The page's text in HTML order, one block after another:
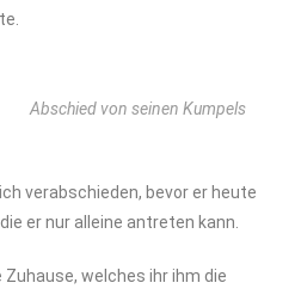
Abschied von seinen Kumpels
verabschieden, bevor er heute
er nur alleine antreten kann.
welches ihr ihm die